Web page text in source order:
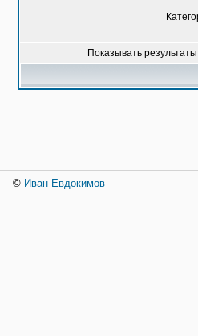
Показывать результаты
© Иван Евдокимов